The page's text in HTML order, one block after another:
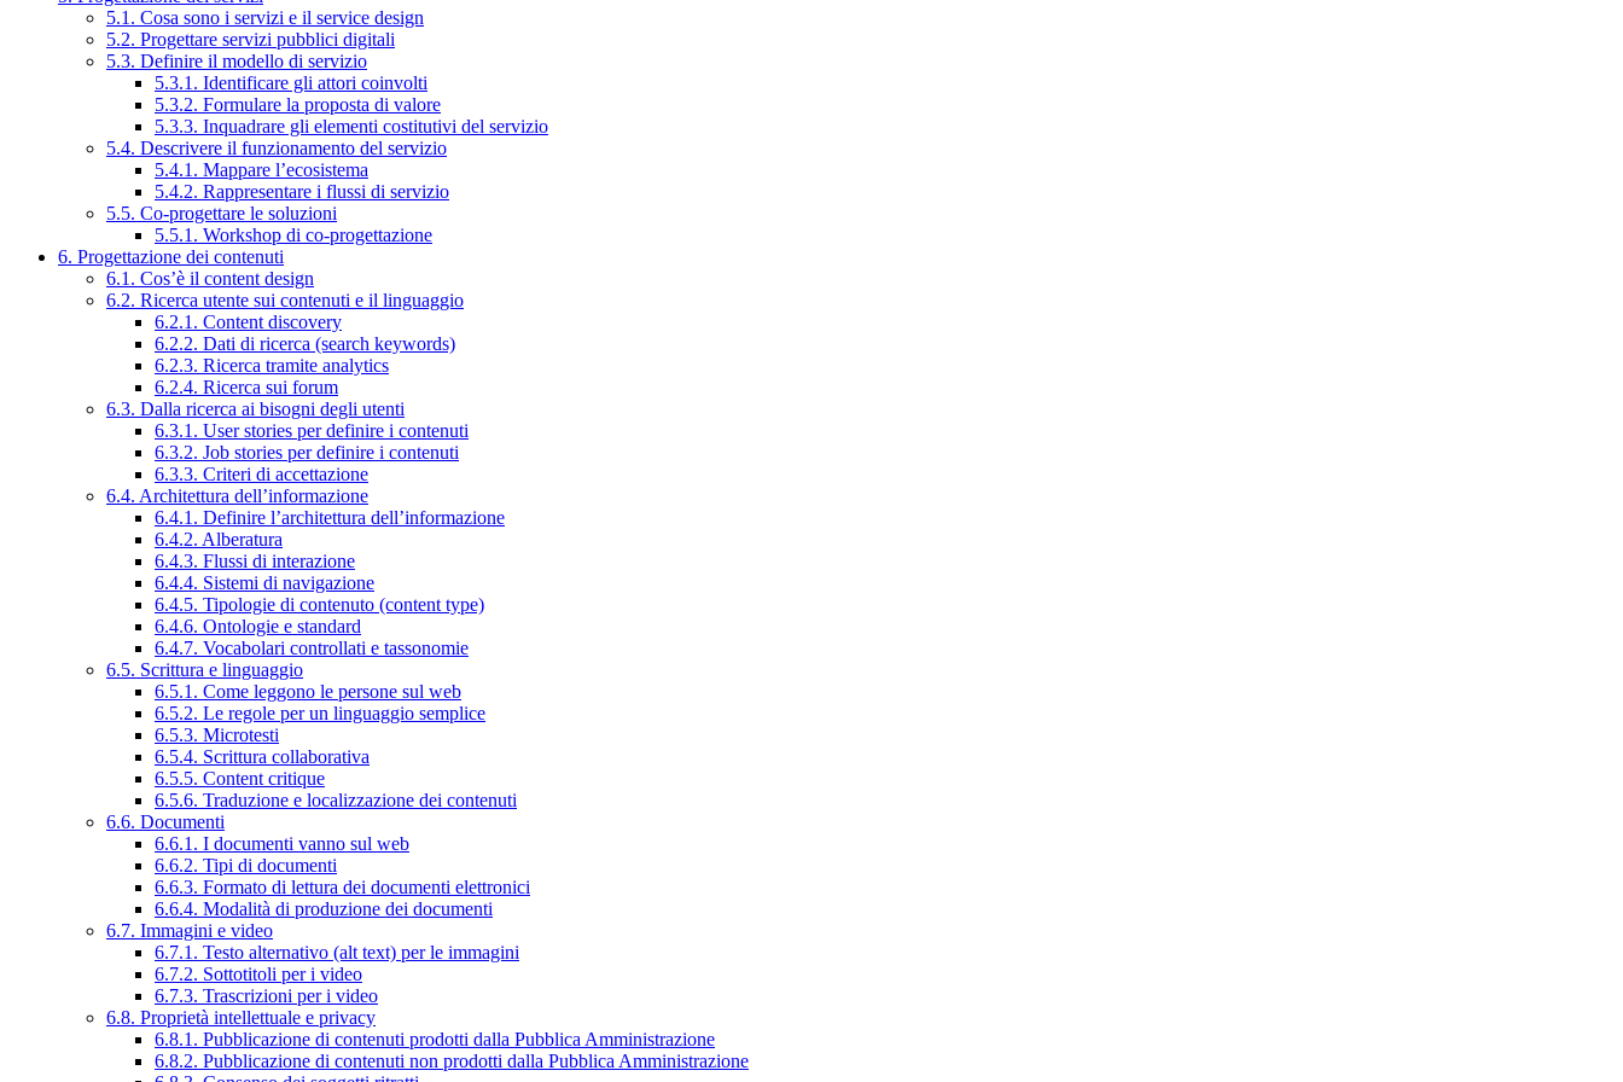
5.1. Cosa sono i servizi e il service design
5.2. Progettare servizi pubblici digitali
5.3. Definire il modello di servizio
5.3.1. Identificare gli attori coinvolti
5.3.2. Formulare la proposta di valore
5.3.3. Inquadrare gli elementi costitutivi del servizio
5.4. Descrivere il funzionamento del servizio
5.4.1. Mappare l’ecosistema
5.4.2. Rappresentare i flussi di servizio
5.5. Co-progettare le soluzioni
5.5.1. Workshop di co-progettazione
6. Progettazione dei contenuti
6.1. Cos’è il content design
6.2. Ricerca utente sui contenuti e il linguaggio
6.2.1. Content discovery
6.2.2. Dati di ricerca (search keywords)
6.2.3. Ricerca tramite analytics
6.2.4. Ricerca sui forum
6.3. Dalla ricerca ai bisogni degli utenti
6.3.1. User stories per definire i contenuti
6.3.2. Job stories per definire i contenuti
6.3.3. Criteri di accettazione
6.4. Architettura dell’informazione
6.4.1. Definire l’architettura dell’informazione
6.4.2. Alberatura
6.4.3. Flussi di interazione
6.4.4. Sistemi di navigazione
6.4.5. Tipologie di contenuto (content type)
6.4.6. Ontologie e standard
6.4.7. Vocabolari controllati e tassonomie
6.5. Scrittura e linguaggio
6.5.1. Come leggono le persone sul web
6.5.2. Le regole per un linguaggio semplice
6.5.3. Microtesti
6.5.4. Scrittura collaborativa
6.5.5. Content critique
6.5.6. Traduzione e localizzazione dei contenuti
6.6. Documenti
6.6.1. I documenti vanno sul web
6.6.2. Tipi di documenti
6.6.3. Formato di lettura dei documenti elettronici
6.6.4. Modalità di produzione dei documenti
6.7. Immagini e video
6.7.1. Testo alternativo (alt text) per le immagini
6.7.2. Sottotitoli per i video
6.7.3. Trascrizioni per i video
6.8. Proprietà intellettuale e privacy
6.8.1. Pubblicazione di contenuti prodotti dalla Pubblica Amministrazione
6.8.2. Pubblicazione di contenuti non prodotti dalla Pubblica Amministrazione